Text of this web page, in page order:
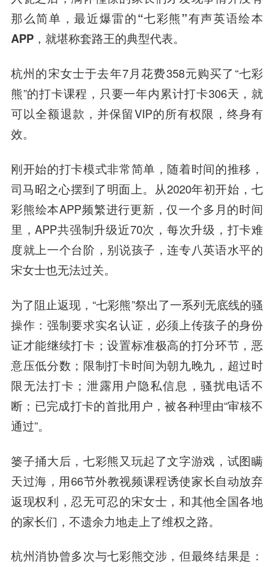
那么简单，最近爆雷的“七彩熊”有声英语绘本
APP，就堪称套路王的典型代表。
杭州的宋女士于去年7月花费358元购买了“七彩
熊”的打卡课程，只要一年内累计打卡306天，就
可以全额退款，并保留VIP的所有权限，终身有
效。
刚开始的打卡模式非常简单，随着时间的推移，
司马昭之心摆到了明面上。从2020年初开始，七
彩熊绘本APP频繁进行更新，仅一个多月的时间
里，APP共强制升级近70次，每次升级，打卡难
度就上一个台阶，别说孩子，连专八英语水平的
宋女士也无法过关。
为了阻止返现，“七彩熊”祭出了一系列无底线的骚
操作 ：强制要求实名认证，必须上传孩子的身份
证才能继续打卡；设置标准极高的打分环节，恶
意压低分数；限制打卡时间为朝九晚九，超过时
限无法打卡；泄露用户隐私信息，骚扰电话不
断；已完成打卡的首批用户，被各种理由“审核不
通过”。
篓子捅大后，七彩熊又玩起了文字游戏，试图瞒
天过海，用66节外教视频课程诱使家长自动放弃
返现权利，忍无可忍的宋女士，和其他全国各地
的家长们，不遗余力地走上了维权之路。
杭州消协曾多次与七彩熊交涉，但最终结果是：